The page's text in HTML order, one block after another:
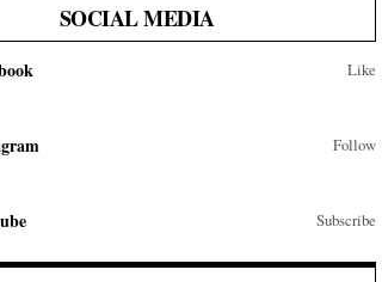
SOCIAL MEDIA
Like
Follow
Subscribe